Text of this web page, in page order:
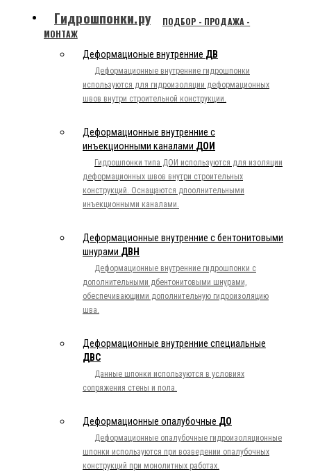
Гидрошпонки.ру
ПОДБОР - ПРОДАЖА -
МОНТАЖ
Деформационые внутренние ДВ
Деформационные внутренние гидрошпонки
используются для гидроизоляции деформационных
швов внутри строительной конструкции.
Деформационные внутренние с
инъекционными каналами ДОИ
Гидрошпонки типа ДОИ используются для изоляции
деформационных швов внутри строительных
конструкций. Оснащаются дпоолнительными
инъекционными каналами.
Деформационные внутренние с бентонитовыми
шнурами ДВН
Деформационные внутренние гидрошпонки с
дополнительными дбентонитовыми шнурами,
обеспечивающими дополнительную гидроизоляцию
шва.
Деформационные внутренние специальные
ДВС
Данные шпонки используются в условиях
сопряжения стены и пола.
Деформационные опалубочные ДО
Деформационные опалубочные гидроизоляционные
шпонки используются при возведении опалубочных
конструкций при монолитных работах.